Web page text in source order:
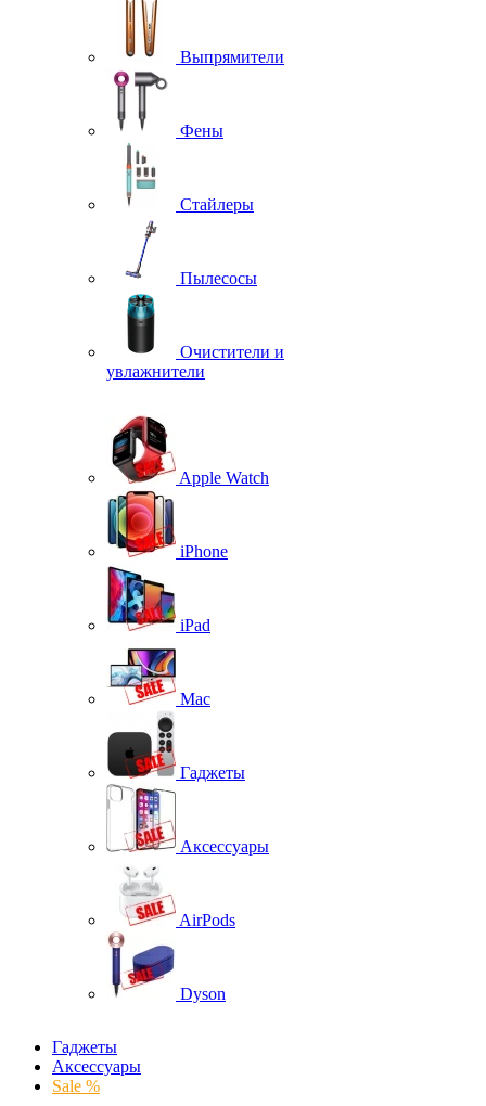
Выпрямители
Фены
Стайлеры
Пылесосы
Очистители и
увлажнители
Apple Watch
iPhone
iPad
Mac
Гаджеты
Аксессуары
AirPods
Dyson
Гаджеты
Аксессуары
Sale %